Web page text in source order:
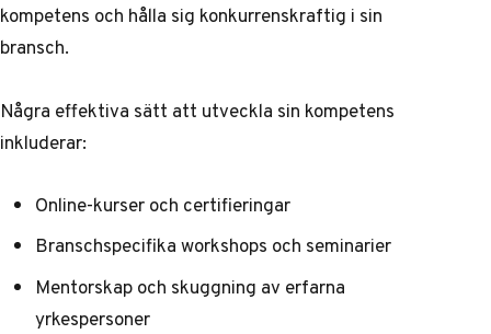
kompetens och hålla sig konkurrenskraftig i sin
bransch.
Några effektiva sätt att utveckla sin kompetens
inkluderar:
Online-kurser och certifieringar
Branschspecifika workshops och seminarier
Mentorskap och skuggning av erfarna
yrkespersoner